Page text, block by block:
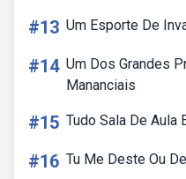
#13 Um Esporte De
#14 Um Dos Grandes
Mananciais
#15 Tudo Sala De Aula
#16 Tu Me Deste Ou